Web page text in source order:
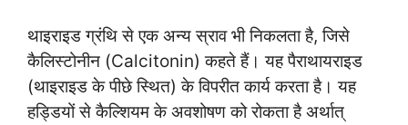
थाइराइड ग्रंथि से एक अन्य स्राव भी निकलता है, जिसे
कैलिस्टोनीन (Calcitonin) कहते हैं। यह पैराथायराइड
(थाइराइड के पीछे स्थित) के विपरीत कार्य करता है। यह
हड्डियों से कैल्शियम के अवशोषण को रोकता है अर्थात्